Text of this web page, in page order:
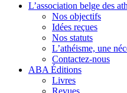
L’association belge des
Nos objectifs
Idées reçues
Nos statuts
L’athéisme, une
Contactez-nous
ABA Éditions
Livres
Revues